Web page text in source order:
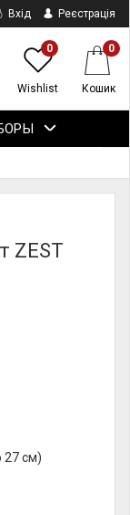
Вхід Реєстрація
0
Wishlist
0
Кошик
ZEST
27 см)